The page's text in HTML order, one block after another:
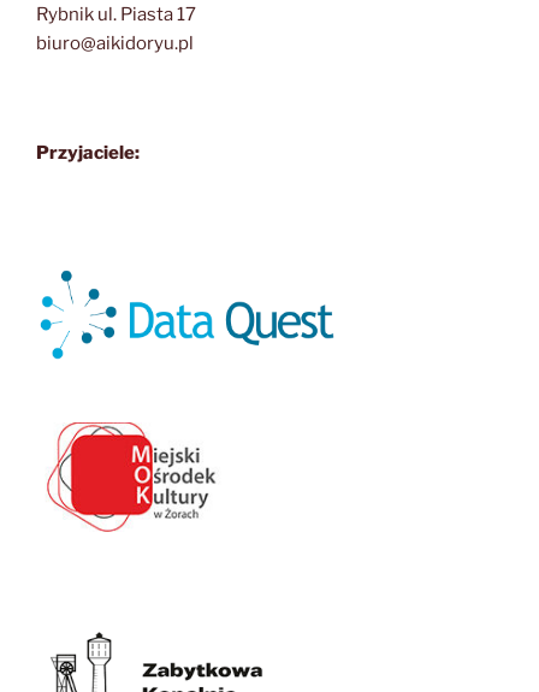
Rybnik ul. Piasta 17
biuro@aikidoryu.pl
Przyjaciele: